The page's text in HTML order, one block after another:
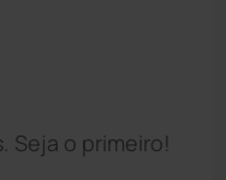
Seja o primeiro!